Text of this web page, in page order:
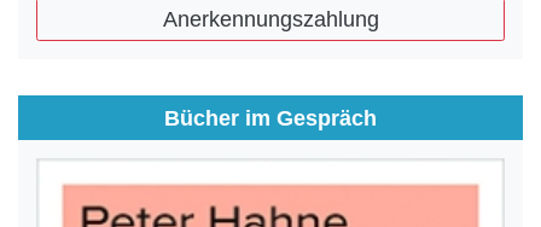
Anerkennungszahlung
Bücher im Gespräch